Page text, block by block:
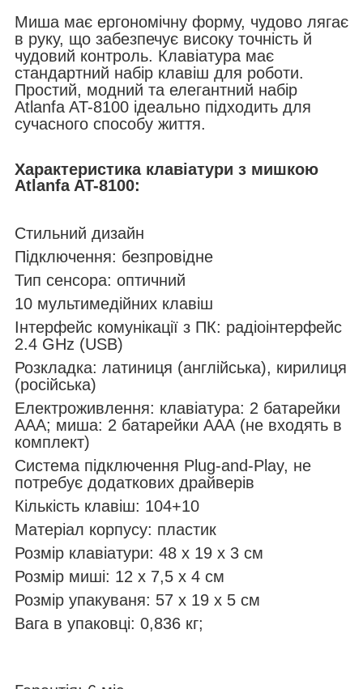
Миша має ергономічну форму, чудово лягає
в руку, що забезпечує високу точність й
чудовий контроль. Клавіатура має
стандартний набір клавіш для роботи.
Простий, модний та елегантний набір
Atlanfa AT-8100 ідеально підходить для
сучасного способу життя.
Характеристика клавіатури з мишкою
Atlanfa AT-8100:
Стильний дизайн
Підключення: безпровідне
Тип сенсора: оптичний
10 мультимедійних клавіш
Інтерфейс комунікації з ПК: радіоінтерфейс
2.4 GHz (USB)
Розкладка: латиниця (англійська), кирилиця
(російська)
Електроживлення: клавіатура: 2 батарейки
ААА; миша: 2 батарейки ААА (не входять в
комплект)
Система підключення Plug-and-Play, не
потребує додаткових драйверів
Кількість клавіш: 104+10
Матеріал корпусу: пластик
Розмір клавіатури: 48 x 19 x 3 см
Розмір миші: 12 x 7,5 x 4 см
Розмір упакуваня: 57 x 19 x 5 см
Вага в упаковці: 0,836 кг;